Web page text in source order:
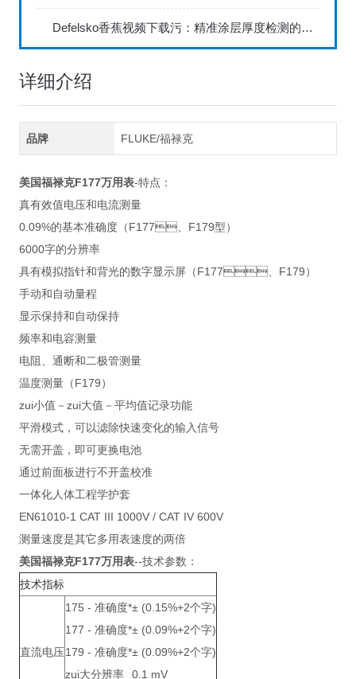
Defelsko香蕉视频下载污：精准涂层厚度检测的利器
详细介绍
品牌 FLUKE/福禄克
美国福禄克F177万用表-特点：
真有效值电压和电流测量
0.09%的基本准确度（F177、F179型）
6000字的分辨率
具有模拟指针和背光的数字显示屏（F177、F179）
手动和自动量程
显示保持和自动保持
频率和电容测量
电阻、通断和二极管测量
温度测量（F179）
zui小值－zui大值－平均值记录功能
平滑模式，可以滤除快速变化的输入信号
无需开盖，即可更换电池
通过前面板进行不开盖校准
一体化人体工程学护套
EN61010-1 CAT III 1000V / CAT IV 600V
测量速度是其它多用表速度的两倍
美国福禄克F177万用表--技术参数：
技术指标
直流电压
175 - 准确度*± (0.15%+2个字)
177 - 准确度*± (0.09%+2个字)
179 - 准确度*± (0.09%+2个字)
zui大分辨率
0.1 mV